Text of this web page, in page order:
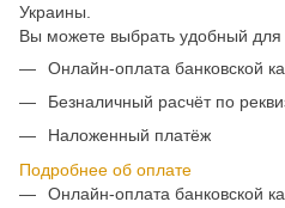
Украины.
Вы можете выбрать удобный для
Онлайн-оплата банковской
Безналичный расчёт по
Наложенный платёж
Подробнее об оплате
Онлайн-оплата банковской